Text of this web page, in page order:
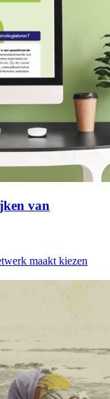
van
maakt kiezen